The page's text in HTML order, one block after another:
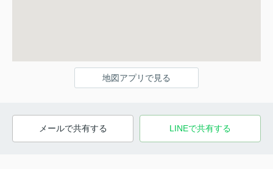
地図アプリで見る
メールで共有する LINEで共有する